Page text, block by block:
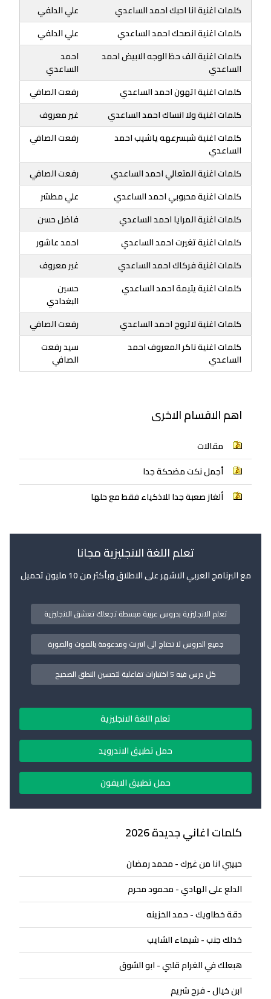
كلمات اغنية انا احبك احمد الساعدي
علي الدلفي
كلمات اغنية انصحك احمد الساعدي
علي الدلفي
كلمات اغنية الف حظ الوجه الابيض احمد
الساعدي
احمد
الساعدي
كلمات اغنية اتهون احمد الساعدي
رفعت الصافي
كلمات اغنية ولا انساك احمد الساعدي
غير معروف
كلمات اغنية شبسرعهه ياشيب احمد
الساعدي
رفعت الصافي
كلمات اغنية المتعالي احمد الساعدي
رفعت الصافي
كلمات اغنية محبوبي احمد الساعدي
علي مطشر
كلمات اغنية المرايا احمد الساعدي
فاضل حسن
كلمات اغنية تغيرت احمد الساعدي
احمد عاشور
كلمات اغنية فركاك احمد الساعدي
غير معروف
كلمات اغنية يتيمة احمد الساعدي
حسين
البغدادي
كلمات اغنية لاتروح احمد الساعدي
رفعت الصافي
كلمات اغنية ناكر المعروف احمد
الساعدي
سيد رفعت
الصافي
اهم الاقسام الاخرى
مقالات
أجمل نكت مضحكة جدا
ألغاز صعبة جدا للاذكياء فقط مع حلها
تعلم اللغة الانجليزية مجانا
مع البرنامج العربي الاشهر على الاطلاق وبأكثر من 10 مليون تحميل
تعلم الانجليزية بدروس عربية مبسطة تجعلك تعشق الانجليزية
جميع الدروس لا تحتاج الى انترنت ومدعومة بالصوت والصورة
كل درس فيه 5 اختبارات تفاعلية لتحسين النطق الصحيح
تعلم اللغة الانجليزية
حمل تطبيق الاندرويد
حمل تطبيق الايفون
كلمات اغاني جديدة 2026
حبيبي انا من غيرك - محمد رمضان
الدلع على الهادي - محمود محرم
دقة خطاويك - حمد الخزينه
خدلك جنب - شيماء الشايب
هبعلك في الغرام قلبي - ابو الشوق
ابن خيال - فرح شريم